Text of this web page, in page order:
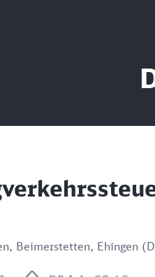
Beimerstetten, Ehingen